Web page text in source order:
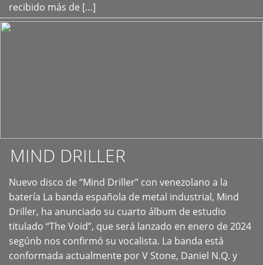
recibido más de […]
MIND DRILLER
Nuevo disco de “Mind Driller” con venezolano a la
batería La banda española de metal industrial, Mind
Driller, ha anunciado su cuarto álbum de estudio
titulado “The Void”, que será lanzado en enero de 2024
segúnb nos confirmó su vocalista. La banda está
conformada actualmente por V Stone, Daniel N.Q. y
+